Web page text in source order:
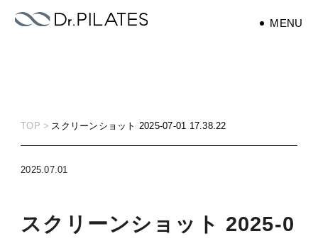
TOP スクリーンショット 2025-07-01 17.38.22
2025.07.01
スクリーンショット 2025-0
ピラティス
MENU